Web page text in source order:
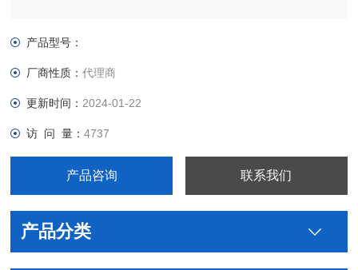
产品型号：
厂商性质：代理商
更新时间： 2024-01-22
访 问 量：4737
产品咨询 联系我们
产品分类